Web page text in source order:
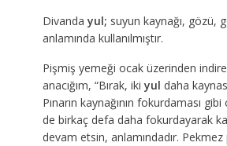
Divandayul; suyun kaynağı, gözü,
anlamında kullanılmıştır.
Pişmiş yemeği ocak üzerinden
anacığım, “Bırak, ikiyul daha
Pınarın kaynağının fokurdaması
de birkaç defa daha fokurdayarak
devam etsin, anlamındadır.